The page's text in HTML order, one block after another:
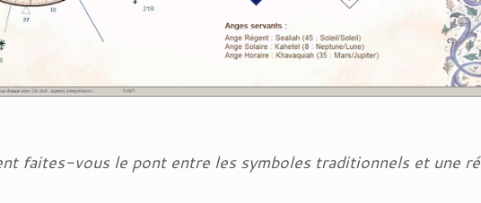
faites-vous le pont entre les symboles traditionnels et une